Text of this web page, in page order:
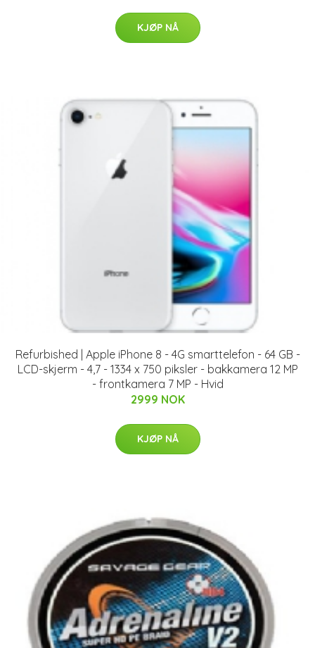
KJØP NÅ
Refurbished | Apple iPhone 8 - 4G smarttelefon - 64 GB -
LCD-skjerm - 4,7 - 1334 x 750 piksler - bakkamera 12 MP
- frontkamera 7 MP - Hvid
2999 NOK
KJØP NÅ